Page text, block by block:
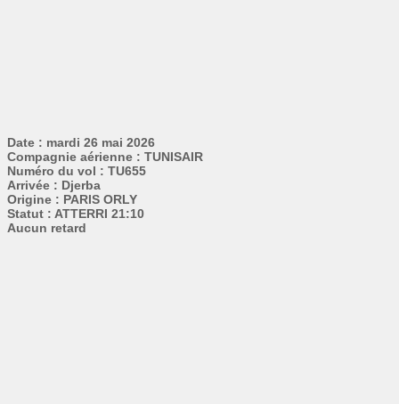
Date : mardi 26 mai 2026
Compagnie aérienne : TUNISAIR
Numéro du vol : TU655
Arrivée : Djerba
Origine : PARIS ORLY
Statut : ATTERRI 21:10
Aucun retard